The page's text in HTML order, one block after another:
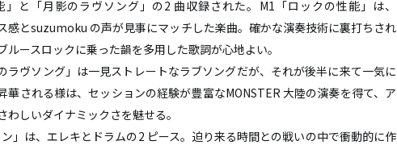
と「月影のラヴソング」の2 曲収録された。M1「ロックの性能」は、
感とsuzumoku の声が見事にマッチした楽曲。確かな演奏技術に裏打ちされ
ルースロックに乗った韻を多用した歌詞が心地よい。
ラヴソング」は一見ストレートなラブソングだが、それが後半に来て一気に
華される様は、セッションの経験が豊富なMONSTER 大陸の演奏を得て、ア
しいダイナミックさを魅せる。
」は、エレキとドラムの2 ピース。迫り来る時間との戦いの中で衝動的に作